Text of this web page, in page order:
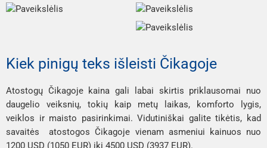
Kiek pinigų teks išleisti Čikagoje
Atostogų Čikagoje kaina gali labai skirtis priklausomai nuo
daugelio veiksnių, tokių kaip metų laikas, komforto lygis,
veiklos ir maisto pasirinkimai. Vidutiniškai galite tikėtis, kad
savaitės atostogos Čikagoje vienam asmeniui kainuos nuo
1200 USD (1050 EUR) iki 4500 USD (3937 EUR).